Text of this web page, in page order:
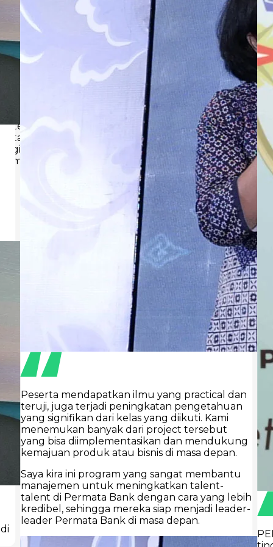
layanan wawasan) kami. Atau jika organisasi Anda
memiliki masalah terkait pengembangan strategi
jangka panjang atau pengembangan organisasi mulai
dari strategi bisnis, manajemen perubahan, hingga
pengalaman pelanggan, Consulting Services (ngelink
ke halaman layanan konsultasi) kami akan siap
membantu Anda dalam menghadapi masalah tersebut.
Kami juga menyediakan Assessment Services (ngelink
ke halaman assesment services) bagi yang ingin
mengetahui dimana posisi mereka saat ini, baik dari sisi
potensi maupun kompetensinya. Dengan memahami
peta potensi dan kompetensi mereka, akan bermanfaat
bagi pengembangan pribadi dan organisasi serta
kemajuan karir mereka.
Peserta mendapatkan ilmu yang practical dan
teruji, juga terjadi peningkatan pengetahuan
yang signifikan dari kelas yang diikuti. Kami
menemukan banyak dari project tersebut
yang bisa diimplementasikan dan mendukung
kemajuan produk atau bisnis di masa depan.
Saya kira ini program yang sangat membantu
manajemen untuk meningkatkan talent-
talent di Permata Bank dengan cara yang lebih
kredibel, sehingga mereka siap menjadi leader-
leader Permata Bank di masa depan.